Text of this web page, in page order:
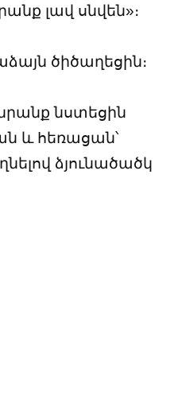
լավ սնվեն»։
ծիծաղեցին։
նստեցին
և հեռացան՝
ձյունածածկ